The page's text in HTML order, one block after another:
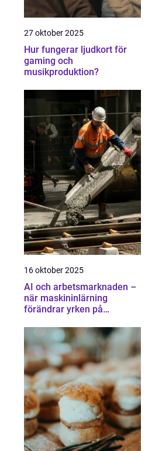
27 oktober 2025
Hur fungerar ljudkort för
gaming och
musikproduktion?
16 oktober 2025
AI och arbetsmarknaden –
när maskininlärning
förändrar yrken på